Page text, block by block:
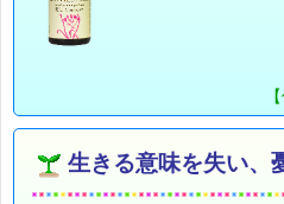
生きる意味を失い、